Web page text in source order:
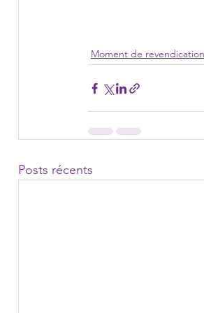
Moment de revendication
Posts récents